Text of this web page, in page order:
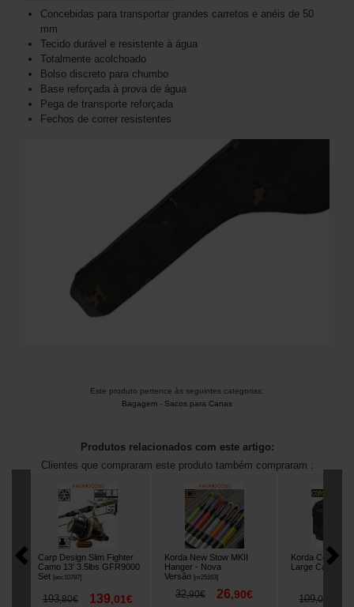
Concebidas para transportar grandes carretos e anéis de 50
mm
Tecido durável e resistente à água
Totalmente acolchoado
Bolso discreto para chumbo
Base reforçada à prova de água
Pega de transporte reforçada
Fechos de correr resistentes
Este produto pertence às seguintes categorias:
Bagagem - Sacos para Canas
Produtos relacionados com este artigo:
Clientes que compraram este produto também compraram :
Carp Design Slim Fighter
Camo 13' 3.5lbs GFR9000
Set [esc10787]
193,80€ 139,01€
Korda New Stow MKII
Hanger - Nova
Versão [m25163]
32,90€ 26,90€
Korda Compac
Large Carryall
109,00